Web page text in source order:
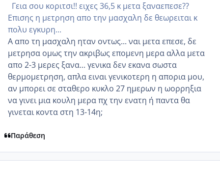
Γεια σου κοριτσι!! ειχες 36,5 κ μετα ξαναεπεσε??
Επισης η μετρηση απο την μασχαλη δε θεωρειται κ
πολυ εγκυρη...
Α απο τη μασχαλη ηταν οντως... ναι μετα επεσε, δε
μετρησα ομως την ακριβως επομενη μερα αλλα μετα
απο 2-3 μερες ξανα... γενικα δεν εκανα σωστα
θερμομετρηση, απλα ειναι γενικοτερη η απορια μου,
αν μπορει σε σταθερο κυκλο 27 ημερων η ωορρηξια
να γινει μια κουλη μερα πχ την ενατη ή παντα θα
γινεται κοντα στη 13-14η;
Παράθεση